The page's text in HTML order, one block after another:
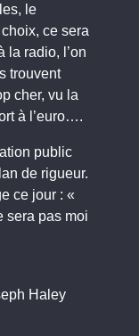
le
ce sera
la radio, l’on
trouvent
cher, vu la
à l’euro….
public
de rigueur.
ce jour : «
sera pas moi
Haley